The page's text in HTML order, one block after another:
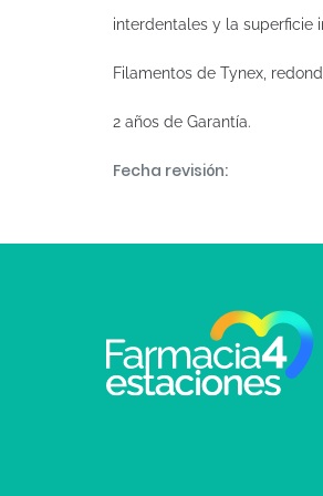
interdentales y la superficie
Filamentos de Tynex,
2 años de Garantía.
Fecha revisión: